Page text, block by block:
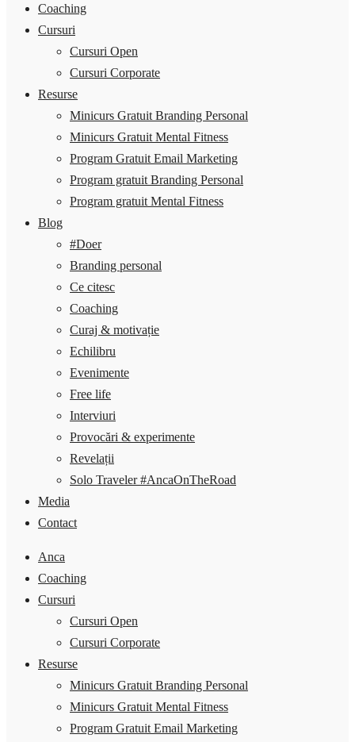
Coaching
Cursuri
Cursuri Open
Cursuri Corporate
Resurse
Minicurs Gratuit Branding Personal
Minicurs Gratuit Mental Fitness
Program Gratuit Email Marketing
Program gratuit Branding Personal
Program gratuit Mental Fitness
Blog
#Doer
Branding personal
Ce citesc
Coaching
Curaj & motivație
Echilibru
Evenimente
Free life
Interviuri
Provocări & experimente
Revelații
Solo Traveler #AncaOnTheRoad
Media
Contact
Anca
Coaching
Cursuri
Cursuri Open
Cursuri Corporate
Resurse
Minicurs Gratuit Branding Personal
Minicurs Gratuit Mental Fitness
Program Gratuit Email Marketing